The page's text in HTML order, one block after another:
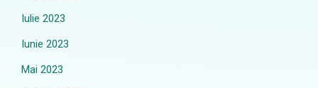
Iulie 2023
Iunie 2023
Mai 2023